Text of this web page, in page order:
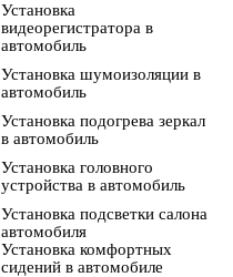
Установка
видеорегистратора в
автомобиль
Установка шумоизоляции в
автомобиль
Установка подогрева зеркал
в автомобиль
Установка головного
устройства в автомобиль
Установка подсветки салона
автомобиля
Установка комфортных
сидений в автомобиле